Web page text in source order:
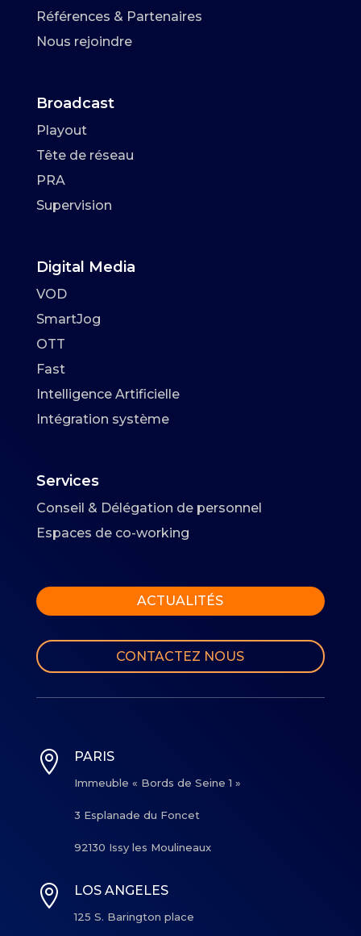
Références & Partenaires
Nous rejoindre
Broadcast
Playout
Tête de réseau
PRA
Supervision
Digital Media
VOD
SmartJog
OTT
Fast
Intelligence Artificielle
Intégration système
Services
Conseil & Délégation de personnel
Espaces de co-working
ACTUALITÉS
CONTACTEZ NOUS
 PARIS
Immeuble « Bords de Seine 1 »
3 Esplanade du Foncet
92130 Issy les Moulineaux
 LOS ANGELES
125 S. Barington place